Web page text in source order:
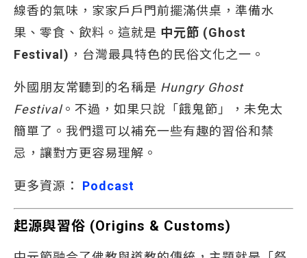
線香的氣味，家家戶戶門前擺滿供桌，準備水
果、零食、飲料。這就是 中元節 (Ghost
Festival) ，台灣最具特色的民俗文化之一。
外國朋友常聽到的名稱是 Hungry Ghost
Festival。不過，如果只說「餓鬼節」，未免太
簡單了。我們還可以補充一些有趣的習俗和禁
忌，讓對方更容易理解。
更多資源： Podcast
起源與習俗 (Origins & Customs)